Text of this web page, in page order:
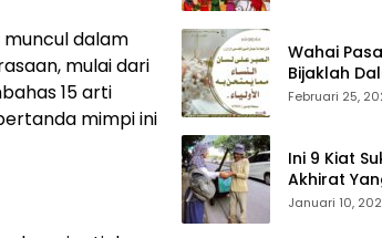
dalam
mulai dari
15 arti
mimpi ini
Wahai
Bijaklah
Februari 25,
Ini 9 Kiat
Akhirat
Januari 10,